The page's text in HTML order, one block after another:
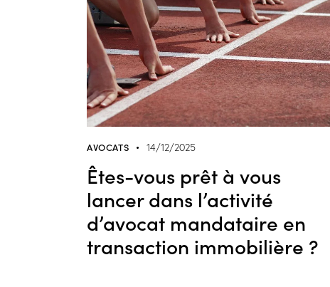
AVOCATS 14/12/2025
Êtes-vous prêt à vous
lancer dans l’activité
d’avocat mandataire en
transaction immobilière ?